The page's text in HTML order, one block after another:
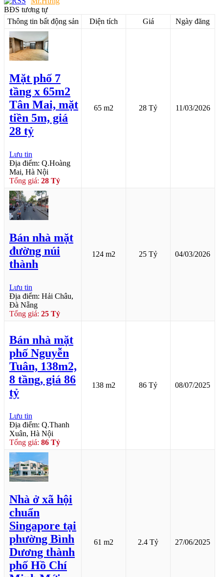
BĐS tương tự
Thông tin bất động sản
Diện tích Giá Ngày đăng
Mặt phố 7
tầng x 65m2
Tân Mai, mặt
tiền 5m, giá
28 tỷ
Lưu tin
Địa điểm: Q.Hoàng
Mai, Hà Nội
Tổng giá: 28 Tỷ
65 m2 28 Tỷ 11/03/2026
Bán nhà mặt
đường núi
thành
Lưu tin
Địa điểm: Hải Châu,
Đà Nẵng
Tổng giá: 25 Tỷ
124 m2 25 Tỷ 04/03/2026
Bán nhà mặt
phố Nguyễn
Tuân, 138m2,
8 tầng, giá 86
tỷ
Lưu tin
Địa điểm: Q.Thanh
Xuân, Hà Nội
Tổng giá: 86 Tỷ
138 m2 86 Tỷ 08/07/2025
Nhà ở xã hội
chuẩn
Singapore tại
phường Bình
Dương thành
phố Hồ Chí
61 m2 2.4 Tỷ 27/06/2025